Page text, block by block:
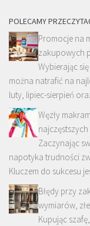
POLECAMY
Promocje na
zakupowych
Wybierając
można natrafić na
luty, lipiec-sierpień
Węzły
Zaczynając
napotyka trudności
Kluczem do sukcesu
Błędy przy
wymiarów,
Kupując